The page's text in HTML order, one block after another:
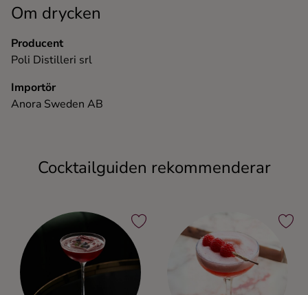
Om drycken
Producent
Poli Distilleri srl
Importör
Anora Sweden AB
Cocktailguiden rekommenderar